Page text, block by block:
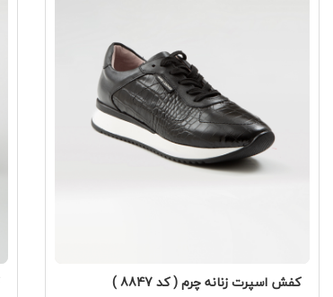
کفش اسپرت زنانه چرم ( کد 8847 )